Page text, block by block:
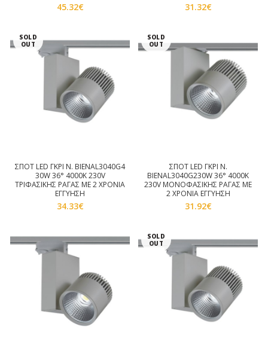
45.32€ 31.32€
SOLD
OUT
ΣΠΟΤ LED ΓΚΡΙ Ν. BIENAL3040G4
30W 36° 4000K 230V
ΤΡΙΦΑΣΙΚΗΣ ΡΑΓΑΣ ΜΕ 2 ΧΡΟΝΙΑ
ΕΓΓΥΗΣΗ
34.33€
SOLD
OUT
ΣΠΟΤ LED ΓΚΡΙ Ν.
BIENAL3040G230W 36° 4000K
230V ΜΟΝΟΦΑΣΙΚΗΣ ΡΑΓΑΣ ΜΕ
2 ΧΡΟΝΙΑ ΕΓΓΥΗΣΗ
31.92€
SOLD
OUT